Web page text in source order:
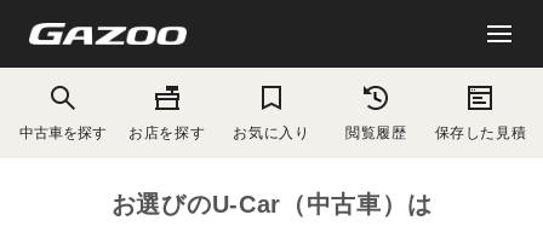
中古車を探す お店を探す お気に入り 閲覧履歴 保存した見積
お選びのU-Car（中古車）は